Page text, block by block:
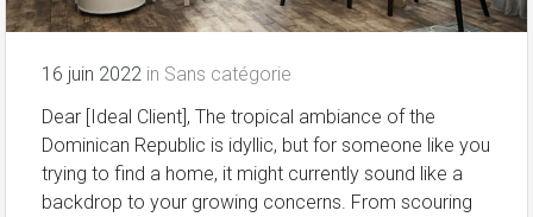
16 juin 2022 in Sans catégorie
Dear [Ideal Client], The tropical ambiance of the
Dominican Republic is idyllic, but for someone like you
trying to find a home, it might currently sound like a
backdrop to your growing concerns. From scouring